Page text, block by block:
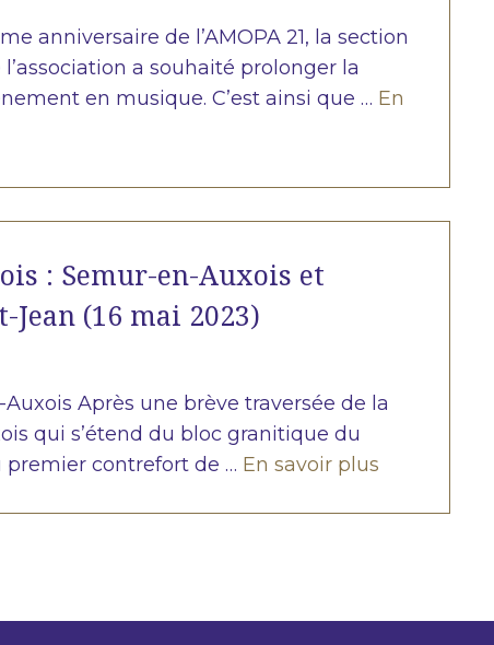
anniversaire de l’AMOPA 21, la section
a souhaité prolonger la
en musique. C’est ainsi que … En
: Semur-en-Auxois et
(16 mai 2023)
Après une brève traversée de la
qui s’étend du bloc granitique du
premier contrefort de … En savoir plus